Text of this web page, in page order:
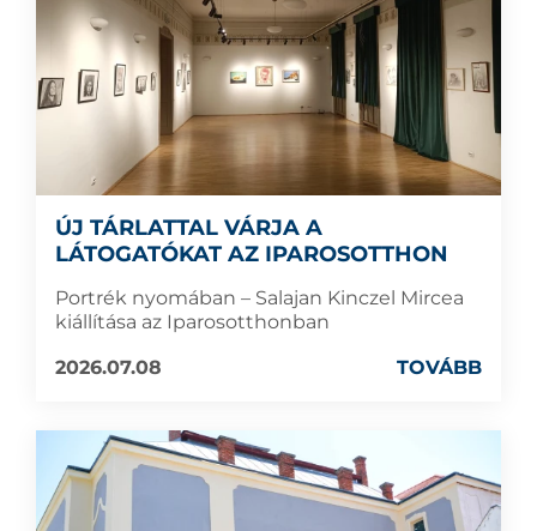
ÚJ TÁRLATTAL VÁRJA A
LÁTOGATÓKAT AZ IPAROSOTTHON
Portrék nyomában – Salajan Kinczel Mircea
kiállítása az Iparosotthonban
2026.07.08
TOVÁBB